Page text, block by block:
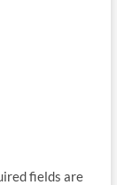
fields are